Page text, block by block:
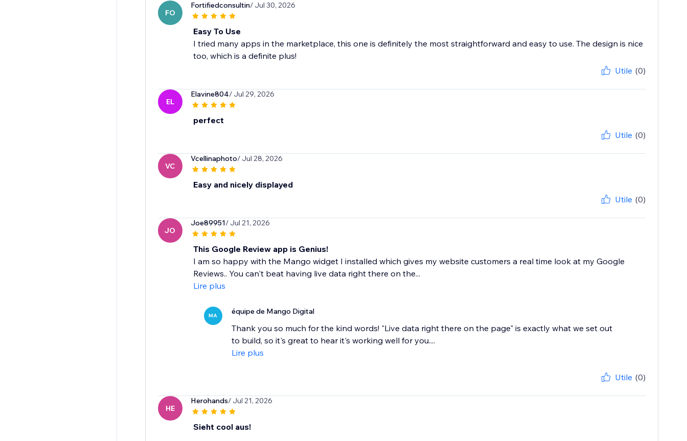
FO
Fortifiedconsultin/ Jul 30, 2026
Easy To Use
I tried many apps in the marketplace, this one is definitely the most straightforward and easy to use. The design is nice
too, which is a definite plus!
Utile (0)
EL
Elavine804/ Jul 29, 2026
perfect
Utile (0)
VC
Vcellinaphoto/ Jul 28, 2026
Easy and nicely displayed
Utile (0)
JO
Joe89951/ Jul 21, 2026
This Google Review app is Genius!
I am so happy with the Mango widget I installed which gives my website customers a real time look at my Google
Reviews.. You can't beat having live data right there on the...
Lire plus
MA équipe de Mango Digital
Thank you so much for the kind words! "Live data right there on the page" is exactly what we set out
to build, so it's great to hear it's working well for you....
Lire plus
Utile (0)
HE
Herohands/ Jul 21, 2026
Sieht cool aus!